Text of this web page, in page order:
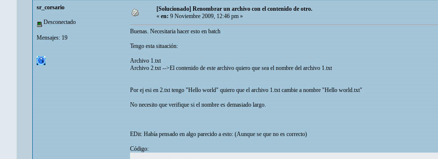
sr_corsario
Desconectado
Mensajes: 19
[Solucionado] Renombrar un archivo con el contenido de otro.
«en:9 Noviembre 2009, 12:46 pm »
Buenas. Necesitaria hacer esto en batch
Tengo esta situación:
Archivo 1.txt
Archivo 2.txt -->El contenido de este archivo quiero que sea el nombre del archivo 1.txt
Por ej esi en 2.txt tengo "Hello world" quiero que el archivo 1.txt cambie a nombre "Hello world.txt"
No necesito que verifique si el nombre es demasiado largo.
EDit: Había pensado en algo parecido a esto: (Aunque se que no es correcto)
Código: